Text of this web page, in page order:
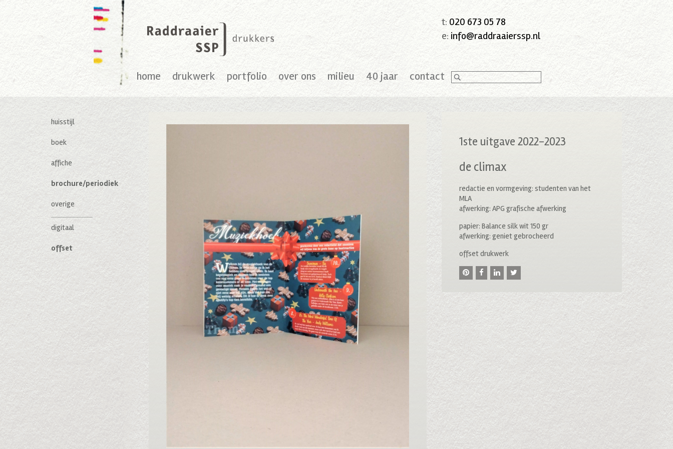
t: 020 673 05 78
e: info@raddraaierssp.nl
home drukwerk portfolio over ons milieu 40 jaar contact
huisstijl
boek
affiche
brochure/periodiek
overige
digitaal
offset
1ste uitgave 2022-2023
de climax
redactie en vormgeving: studenten van het
MLA
afwerking: APG grafische afwerking
papier: Balance silk wit 150 gr
afwerking: geniet gebrocheerd
offset drukwerk